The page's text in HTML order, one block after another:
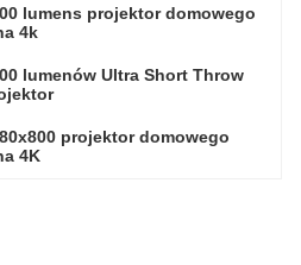
lumens projektor domowego
4k
lumenów Ultra Short Throw
projektor domowego
4K